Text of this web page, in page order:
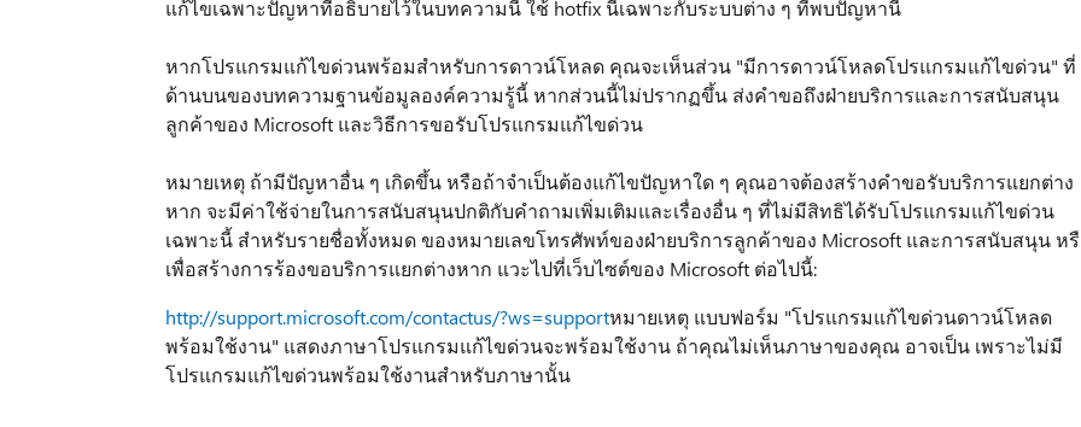
แก้ไขเฉพาะปัญหาที่อธิบายไว้ในบทความนี้ ใช้ hotfix นี้เฉพาะกับระบบต่าง ๆ ที่พบปัญหานี้
หากโปรแกรมแก้ไขด่วนพร้อมสำหรับการดาวน์โหลด คุณจะเห็นส่วน "มีการดาวน์โหลดโปรแกรมแก้ไขด่วน" ที่
ด้านบนของบทความฐานข้อมูลองค์ความรู้นี้ หากส่วนนี้ไม่ปรากฏขึ้น ส่งคำขอถึงฝ่ายบริการและการสนับสนุน
ลูกค้าของ Microsoft และวิธีการขอรับโปรแกรมแก้ไขด่วน
หมายเหตุ ถ้ามีปัญหาอื่น ๆ เกิดขึ้น หรือถ้าจำเป็นต้องแก้ไขปัญหาใด ๆ คุณอาจต้องสร้างคำขอรับบริการแยกต่าง
หาก จะมีค่าใช้จ่ายในการสนับสนุนปกติกับคำถามเพิ่มเติมและเรื่องอื่น ๆ ที่ไม่มีสิทธิได้รับโปรแกรมแก้ไขด่วน
เฉพาะนี้ สำหรับรายชื่อทั้งหมด ของหมายเลขโทรศัพท์ของฝ่ายบริการลูกค้าของ Microsoft และการสนับสนุน ห
เพื่อสร้างการร้องขอบริการแยกต่างหาก แวะไปที่เว็บไซต์ของ Microsoft ต่อไปนี้:
http://support.microsoft.com/contactus/?ws=supportหมายเหตุ แบบฟอร์ม "โปรแกรมแก้ไขด่วนดาวน์โหลด
พร้อมใช้งาน" แสดงภาษาโปรแกรมแก้ไขด่วนจะพร้อมใช้งาน ถ้าคุณไม่เห็นภาษาของคุณ อาจเป็น เพราะไม่มี
โปรแกรมแก้ไขด่วนพร้อมใช้งานสำหรับภาษานั้น